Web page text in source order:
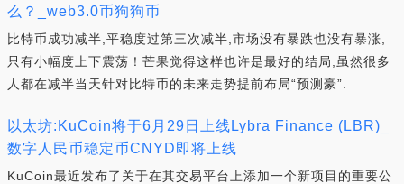
么？_web3.0币狗狗币
比特币成功减半,平稳度过第三次减半,市场没有暴跌也没有暴涨,
只有小幅度上下震荡！芒果觉得这样也许是最好的结局,虽然很多
人都在减半当天针对比特币的未来走势提前布局“预测豪”.
以太坊:KuCoin将于6月29日上线Lybra Finance (LBR)_
数字人民币稳定币CNYD即将上线
KuCoin最近发布了关于在其交易平台上添加一个新项目的重要公